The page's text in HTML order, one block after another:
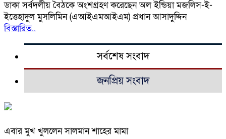
ডাকা সর্বদলীয় বৈঠকে অংশগ্রহণ করেছেন অল ইন্ডিয়া মজলিস-ই-
ইত্তেহাদুল মুসলিমিন (এআইএমআইএম) প্রধান আসাদুদ্দিন
বিস্তারিত..
সর্বশেষ সংবাদ
জনপ্রিয় সংবাদ
এবার মুখ খুললেন সালমান শাহের মামা